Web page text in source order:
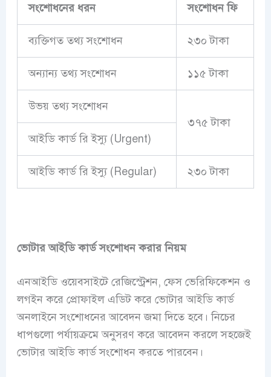
সংশোধনের ধরন সংশোধন ফি
ব্যক্তিগত তথ্য সংশোধন ২৩০ টাকা
অন্যান্য তথ্য সংশোধন ১১৫ টাকা
উভয় তথ্য সংশোধন
৩৭৫ টাকা
আইডি কার্ড রি ইস্যু (Urgent)
আইডি কার্ড রি ইস্যু (Regular) ২৩০ টাকা
ভোটার আইডি কার্ড সংশোধন করার নিয়ম
এনআইডি ওয়েবসাইটে রেজিস্ট্রেশন, ফেস ভেরিফিকেশন ও
লগইন করে প্রোফাইল এডিট করে ভোটার আইডি কার্ড
অনলাইনে সংশোধনের আবেদন জমা দিতে হবে। নিচের
ধাপগুলো পর্যায়ক্রমে অনুসরণ করে আবেদন করলে সহজেই
ভোটার আইডি কার্ড সংশোধন করতে পারবেন।